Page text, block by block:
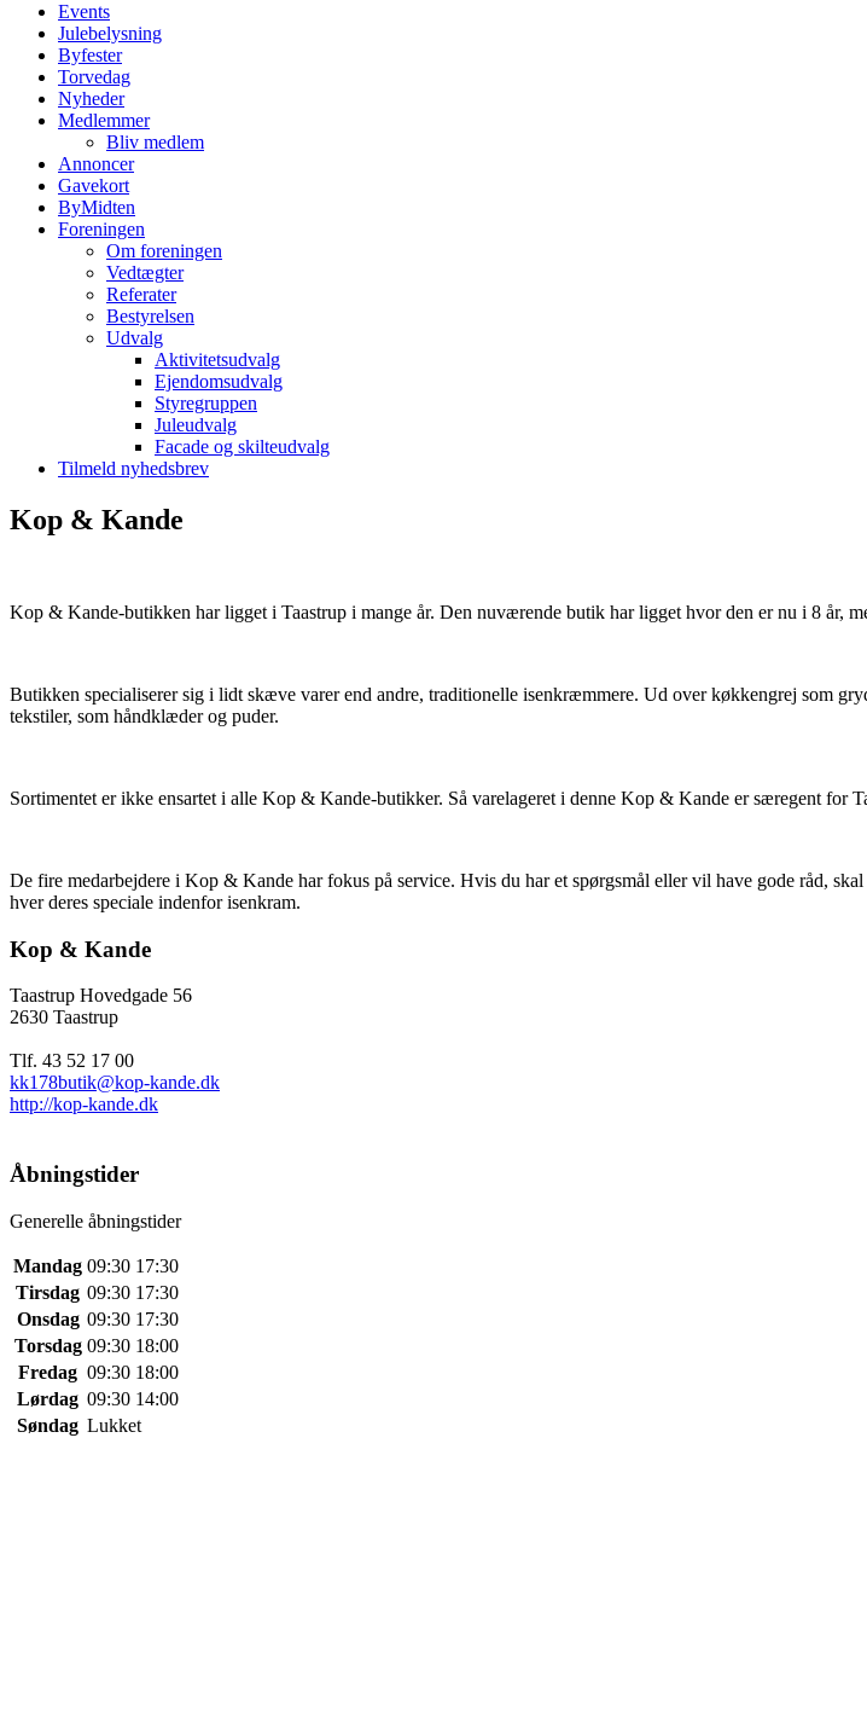
Events
Julebelysning
Byfester
Torvedag
Nyheder
Medlemmer
Bliv medlem
Annoncer
Gavekort
ByMidten
Foreningen
Om foreningen
Vedtægter
Referater
Bestyrelsen
Udvalg
Aktivitetsudvalg
Ejendomsudvalg
Styregruppen
Juleudvalg
Facade og skilteudvalg
Tilmeld nyhedsbrev
Kop & Kande
Kop & Kande-butikken har ligget i Taastrup i mange år. Den nuværende butik har ligget hvor den er nu i 8 år,
Butikken specialiserer sig i lidt skæve varer end andre, traditionelle isenkræmmere. Ud over køkkengrej som
tekstiler, som håndklæder og puder.
Sortimentet er ikke ensartet i alle Kop & Kande-butikker. Så varelageret i denne Kop & Kande er særegent for
De fire medarbejdere i Kop & Kande har fokus på service. Hvis du har et spørgsmål eller vil have gode råd,
hver deres speciale indenfor isenkram.
Kop & Kande
Taastrup Hovedgade 56
2630 Taastrup
Tlf. 43 52 17 00
kk178butik@kop-kande.dk
http://kop-kande.dk
Åbningstider
Generelle åbningstider
Mandag 09:30 17:30
Tirsdag 09:30 17:30
Onsdag 09:30 17:30
Torsdag 09:30 18:00
Fredag 09:30 18:00
Lørdag 09:30 14:00
Søndag Lukket